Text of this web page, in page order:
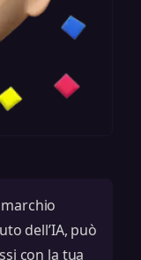
dell’IA, può
con la tua